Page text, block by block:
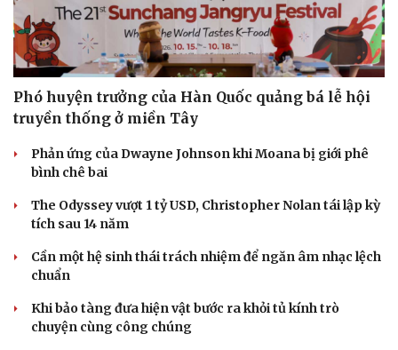
Du lịch
Săn Tour
check-in
Podcast
Đọc truyện đêm khuya
Phó huyện trưởng của Hàn Quốc quảng bá lễ hội
truyền thống ở miền Tây
Phản ứng của Dwayne Johnson khi Moana bị giới phê
bình chê bai
The Odyssey vượt 1 tỷ USD, Christopher Nolan tái lập kỳ
tích sau 14 năm
Cần một hệ sinh thái trách nhiệm để ngăn âm nhạc lệch
chuẩn
Khi bảo tàng đưa hiện vật bước ra khỏi tủ kính trò
chuyện cùng công chúng